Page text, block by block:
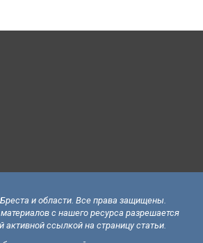
и области. Все права защищены.
с нашего ресурса разрешается
активной ссылкой на страницу статьи.